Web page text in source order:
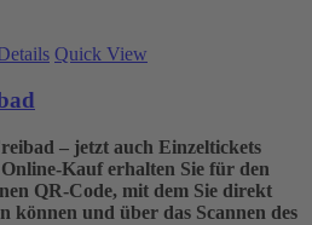
Quick View
– jetzt auch Einzeltickets
Kauf erhalten Sie für den
QR-Code, mit dem Sie direkt
können und über das Scannen des